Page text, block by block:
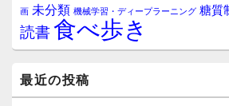
画 未分類 機械学習・ディープラーニング 糖質
読書食べ歩き
最近の投稿